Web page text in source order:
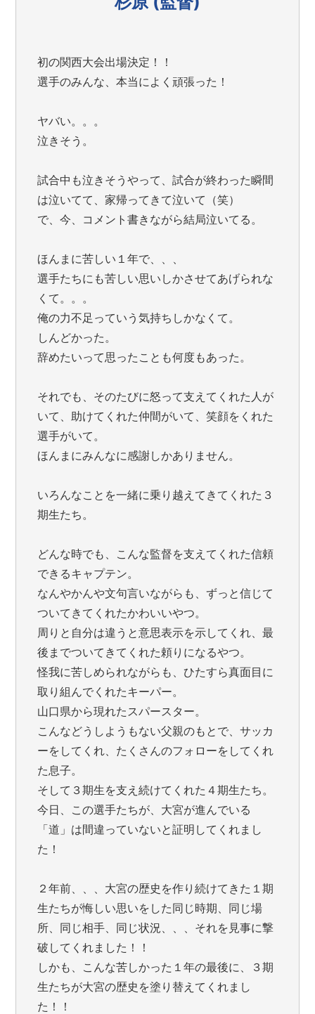
初の関西大会出場決定！！
選手のみんな、本当によく頑張った！
ヤバい。。。
泣きそう。
試合中も泣きそうやって、試合が終わった瞬間
は泣いてて、家帰ってきて泣いて（笑）
で、今、コメント書きながら結局泣いてる。
ほんまに苦しい１年で、、、
選手たちにも苦しい思いしかさせてあげられな
くて。。。
俺の力不足っていう気持ちしかなくて。
しんどかった。
辞めたいって思ったことも何度もあった。
それでも、そのたびに怒って支えてくれた人が
いて、助けてくれた仲間がいて、笑顔をくれた
選手がいて。
ほんまにみんなに感謝しかありません。
いろんなことを一緒に乗り越えてきてくれた３
期生たち。
どんな時でも、こんな監督を支えてくれた信頼
できるキャプテン。
なんやかんや文句言いながらも、ずっと信じて
ついてきてくれたかわいいやつ。
周りと自分は違うと意思表示を示してくれ、最
後までついてきてくれた頼りになるやつ。
怪我に苦しめられながらも、ひたすら真面目に
取り組んでくれたキーパー。
山口県から現れたスパースター。
こんなどうしようもない父親のもとで、サッカ
ーをしてくれ、たくさんのフォローをしてくれ
た息子。
そして３期生を支え続けてくれた４期生たち。
今日、この選手たちが、大宮が進んでいる
「道」は間違っていないと証明してくれまし
た！
２年前、、、大宮の歴史を作り続けてきた１期
生たちが悔しい思いをした同じ時期、同じ場
所、同じ相手、同じ状況、、、それを見事に撃
破してくれました！！
しかも、こんな苦しかった１年の最後に、３期
生たちが大宮の歴史を塗り替えてくれまし
た！！